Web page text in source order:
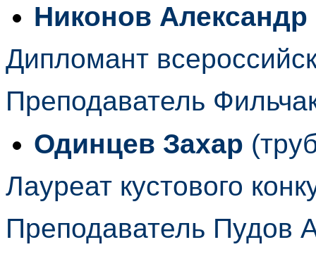
Никонов Александр
Дипломант
Преподаватель
Одинцев Захар
Лауреат кустового
Преподаватель Пудов